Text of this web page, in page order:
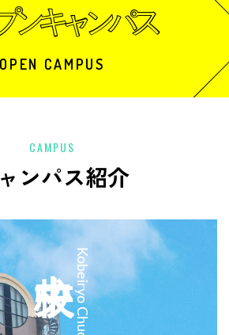
OPEN CAMPUS
CAMPUS
ンパス紹介
Kobeiryo Chuo